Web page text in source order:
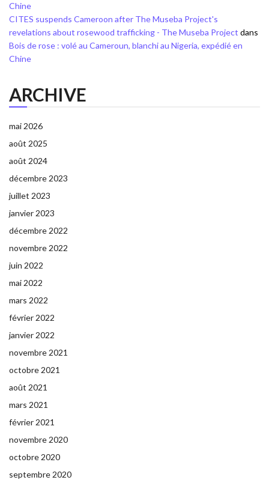
Chine
CITES suspends Cameroon after The Museba Project's
revelations about rosewood trafficking - The Museba Project dans
Bois de rose : volé au Cameroun, blanchi au Nigeria, expédié en
Chine
ARCHIVE
mai 2026
août 2025
août 2024
décembre 2023
juillet 2023
janvier 2023
décembre 2022
novembre 2022
juin 2022
mai 2022
mars 2022
février 2022
janvier 2022
novembre 2021
octobre 2021
août 2021
mars 2021
février 2021
novembre 2020
octobre 2020
septembre 2020